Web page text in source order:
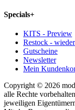
Specials+
KITS - Preview
Restock -
Gutscheine
Newsletter
Mein
Copyright © 2026
alle Rechte
jeweiligen